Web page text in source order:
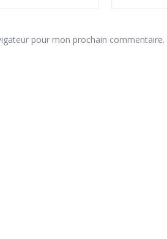
pour mon prochain commentaire.